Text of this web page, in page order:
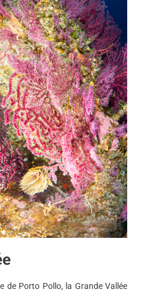
de Porto Pollo, la Grande Vallée